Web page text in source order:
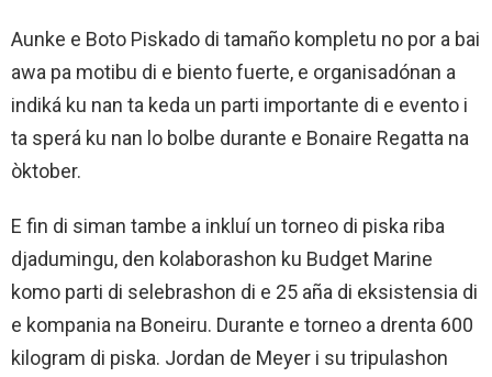
Aunke e Boto Piskado di tamaño kompletu no por a bai
awa pa motibu di e biento fuerte, e organisadónan a
indiká ku nan ta keda un parti importante di e evento i
ta sperá ku nan lo bolbe durante e Bonaire Regatta na
òktober.
E fin di siman tambe a inkluí un torneo di piska riba
djadumingu, den kolaborashon ku Budget Marine
komo parti di selebrashon di e 25 aña di eksistensia di
e kompania na Boneiru. Durante e torneo a drenta 600
kilogram di piska. Jordan de Meyer i su tripulashon